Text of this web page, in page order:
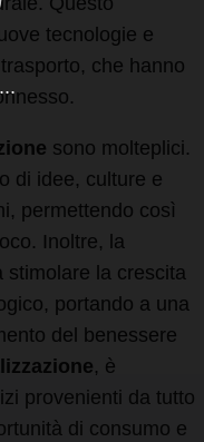
tecnologie e
che hanno
sono molteplici.
di idee, culture e
permettendo così
Inoltre, la
stimolare la crescita
portando a una
del benessere
, è
provenienti da tutto
di consumo e